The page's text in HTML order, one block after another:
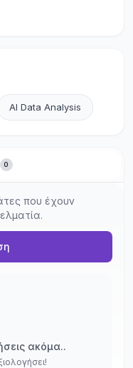
AI Data Analysis
0
που έχουν
ακόμα..